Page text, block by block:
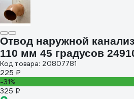
Отвод наружной
110 мм 45 градусов
Код товара: 20807781
225 ₽
-31%
325 ₽